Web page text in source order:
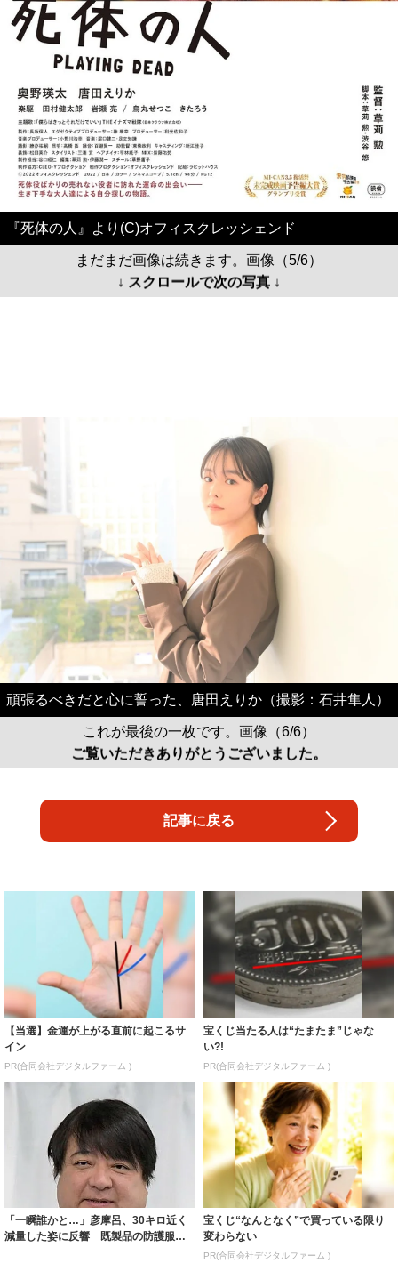
『死体の人』より(C)オフィスクレッシェンド
まだまだ画像は続きます。画像（5/6）
↓ スクロールで次の写真 ↓
頑張るべきだと心に誓った、唐田えりか（撮影：石井隼人）
これが最後の一枚です。画像（6/6）
ご覧いただきありがとうございました。
記事に戻る
【当選】金運が上がる直前に起こるサ
イン
PR(合同会社デジタルファーム )
宝くじ当たる人は“たまたま”じゃな
い?!
PR(合同会社デジタルファーム )
「一瞬誰かと…」彦摩呂、30キロ近く
減量した姿に反響 既製品の防護服が
宝くじ“なんとなく”で買っている限り
変わらない
PR(合同会社デジタルファーム )